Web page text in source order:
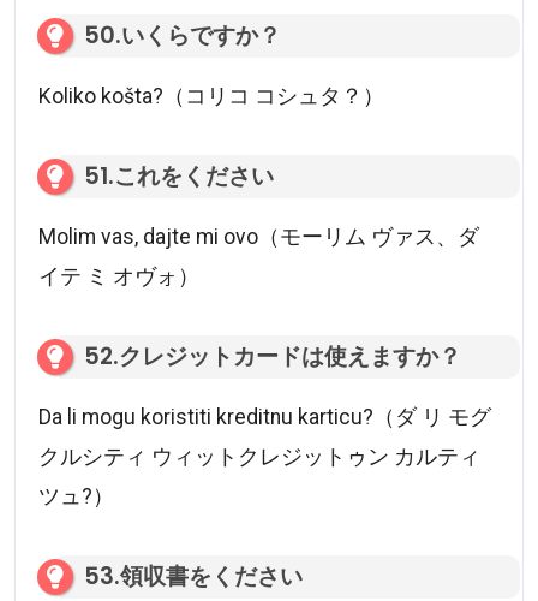
50.いくらですか？
Koliko košta?（コリコ コシュタ？）
51.これをください
Molim vas, dajte mi ovo（モーリム ヴァス、ダ
イテ ミ オヴォ）
52.クレジットカードは使えますか？
Da li mogu koristiti kreditnu karticu?（ダ リ モグ
クルシティ ウィットクレジットゥン カルティ
ツュ?）
53.領収書をください